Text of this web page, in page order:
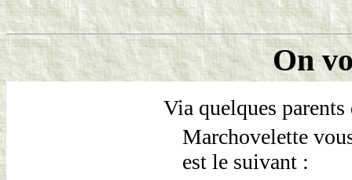
On
Via quelques
Marchovelette
est le suivant :